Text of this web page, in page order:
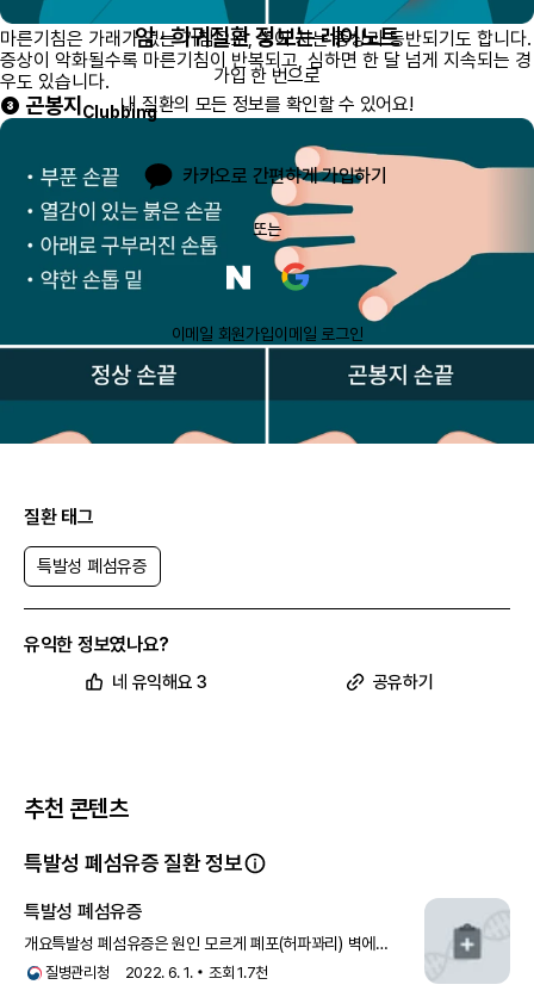
마른기침은 가래가 없는 기침으로, 숨이 차는 증상과 동반되기도 합니다.
증상이 악화될수록 마른기침이 반복되고, 심하면 한 달 넘게 지속되는 경
우도 있습니다.
❸ 곤봉지 Clubbing
곤봉지는 손가락 끝이 둥그렇게 굵어져 곤봉처럼 변하는 증상으로, 말초
신경까지 산소가 공급되지 않는 상태가 지속되면 발생합니다.
곤봉지는 양손의 검지 손톱을 맞대고 밀듯이 누르는 ‘샴로스의 창문 테스
폐 질환이 의심되면 가장 먼저 흉부 X선 촬영을 실시합니다. X선 촬영에
computed tomography을 진행합니다.
암 · 희귀질환 정보는 레어노트
가입 한 번으로
내 질환의 모든 정보를 확인할 수 있어요!
카카오로 간편하게 가입하기
또는
이메일 회원가입이메일 로그인
질환 태그
특발성 폐섬유증
유익한 정보였나요?
네 유익해요 3 공유하기
추천 콘텐츠
특발성 폐섬유증 질환 정보
특발성 폐섬유증
개요특발성 폐섬유증은 원인 모르게 폐포(허파꽈리) 벽에
만성염증 세포들이 침투하면서 폐를 딱딱하게 하는 여러 변화가
질병관리청 2022. 6. 1. 조회1.7천